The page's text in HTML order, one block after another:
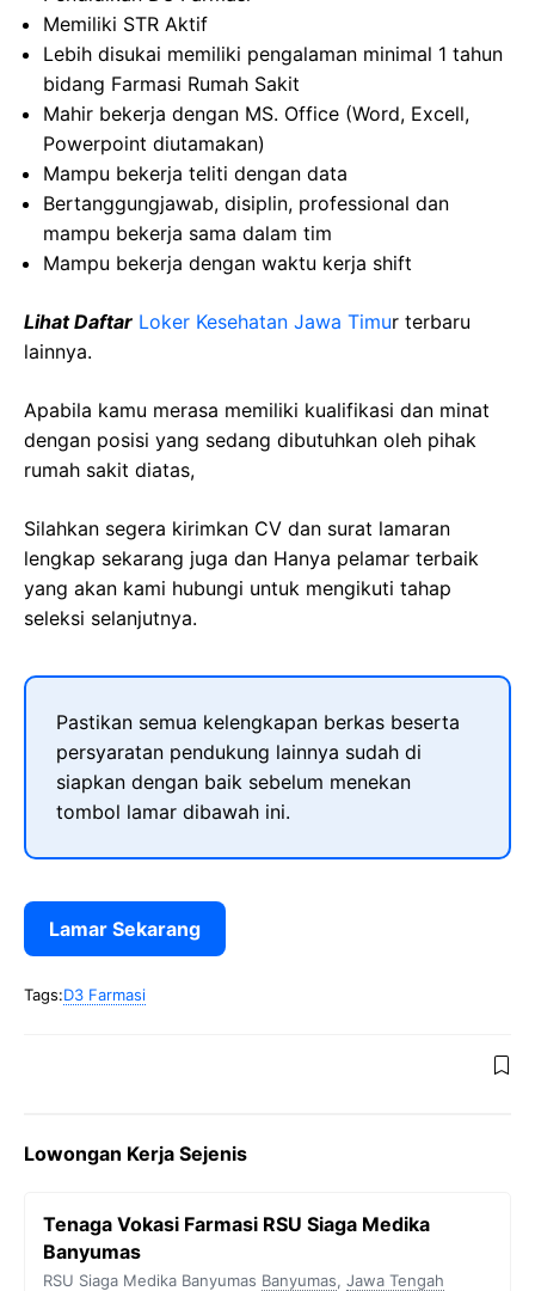
Memiliki STR Aktif
Lebih disukai memiliki pengalaman minimal 1 tahun
bidang Farmasi Rumah Sakit
Mahir bekerja dengan MS. Office (Word, Excell,
Powerpoint diutamakan)
Mampu bekerja teliti dengan data
Bertanggungjawab, disiplin, professional dan
mampu bekerja sama dalam tim
Mampu bekerja dengan waktu kerja shift
Lihat Daftar Loker Kesehatan Jawa Timur terbaru
lainnya.
Apabila kamu merasa memiliki kualifikasi dan minat
dengan posisi yang sedang dibutuhkan oleh pihak
rumah sakit diatas,
Silahkan segera kirimkan CV dan surat lamaran
lengkap sekarang juga dan Hanya pelamar terbaik
yang akan kami hubungi untuk mengikuti tahap
seleksi selanjutnya.
Pastikan semua kelengkapan berkas beserta
persyaratan pendukung lainnya sudah di
siapkan dengan baik sebelum menekan
tombol lamar dibawah ini.
Lamar Sekarang
Tags:D3 Farmasi
Lowongan Kerja Sejenis
Tenaga Vokasi Farmasi RSU Siaga Medika
Banyumas
RSU Siaga Medika Banyumas Banyumas, Jawa Tengah